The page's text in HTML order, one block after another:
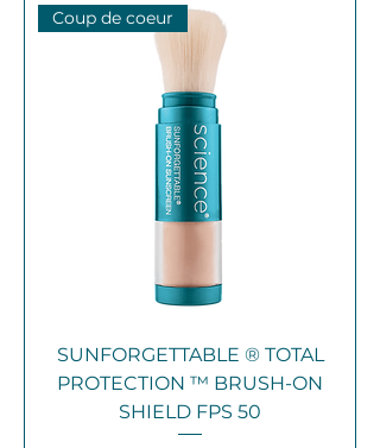
Coup de coeur
SUNFORGETTABLE ® TOTAL
PROTECTION ™ BRUSH-ON
SHIELD FPS 50